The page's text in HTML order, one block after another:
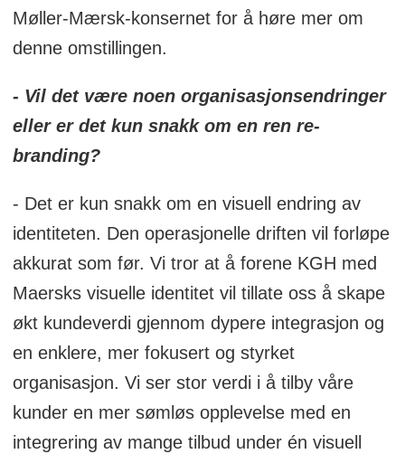
Møller-Mærsk-konsernet for å høre mer om
denne omstillingen.
- Vil det være noen organisasjonsendringer
eller er det kun snakk om en ren re-
branding?
- Det er kun snakk om en visuell endring av
identiteten. Den operasjonelle driften vil forløpe
akkurat som før. Vi tror at å forene KGH med
Maersks visuelle identitet vil tillate oss å skape
økt kundeverdi gjennom dypere integrasjon og
en enklere, mer fokusert og styrket
organisasjon. Vi ser stor verdi i å tilby våre
kunder en mer sømløs opplevelse med en
integrering av mange tilbud under én visuell